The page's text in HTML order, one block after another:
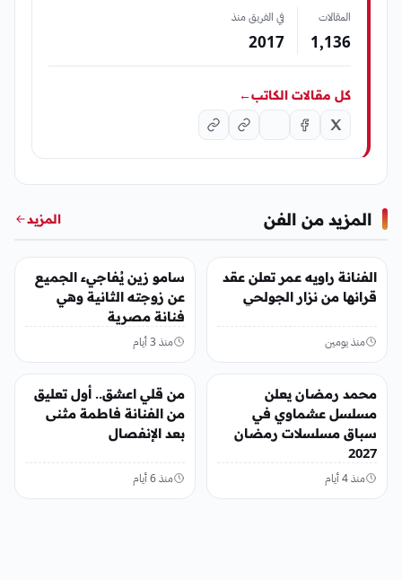
المقالات
1٬136
في الفريق منذ
2017
كل مقالات الكاتب←
المزيد من الفن المزيد
الفن
الفنانة راويه عمر تعلن عقد
قرانها من نزار الجولحي
منذ يومين
الفن
سامو زين يُفاجيء الجميع
عن زوجته الثانية وهي
فنانة مصرية
منذ 3 أيام
محمد رمضان يعلن
مسلسل عشماوي في
سباق مسلسلات رمضان
2027
منذ 4 أيام
من قلي اعشق.. أول تعليق
من الفنانة فاطمة مثنى
بعد الإنفصال
منذ 6 أيام